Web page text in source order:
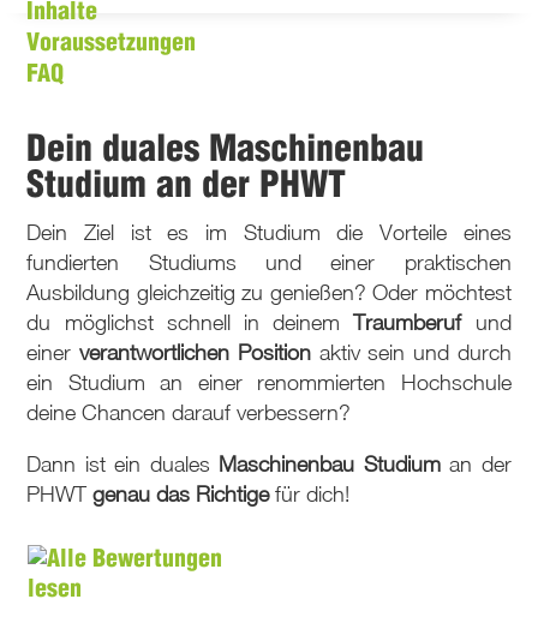
Inhalte
Voraussetzungen
FAQ
Dein duales Maschinenbau
Studium an der PHWT
Dein Ziel ist es im Studium die Vorteile eines
fundierten Studiums und einer praktischen
Ausbildung gleichzeitig zu genießen? Oder möchtest
du möglichst schnell in deinem Traumberufund
einerverantwortlichen Positionaktiv sein und durch
ein Studium an einer renommierten Hochschule
deine Chancen darauf verbessern?
Dann ist ein duales Maschinenbau Studiuman der
PHWT genau das Richtigefür dich!